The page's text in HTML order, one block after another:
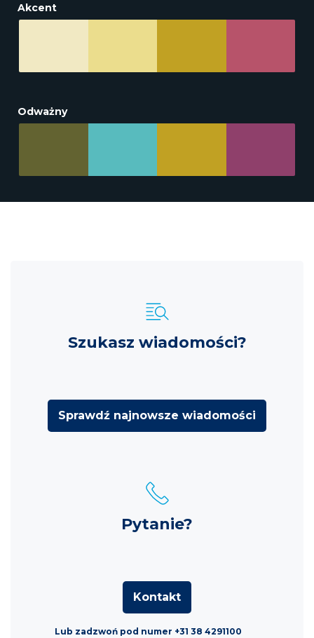
Akcent
Odważny
Szukasz wiadomości?
Sprawdź najnowsze wiadomości
Pytanie?
Kontakt
Lub zadzwoń pod numer +31 38 4291100